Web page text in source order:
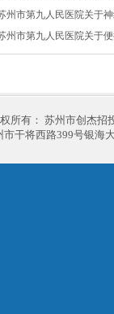
州市第九人民医院关于
州市第九人民医院关于
所有： 苏州市创杰
干将西路399号银海